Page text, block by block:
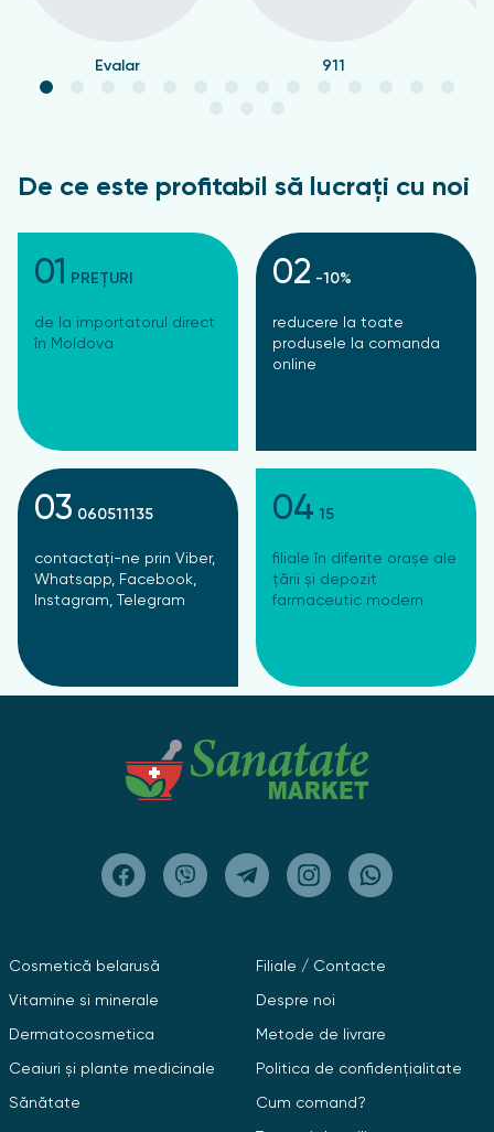
Evalar 911
De ce este profitabil să lucrați cu noi
01 PREȚURI
de la importatorul direct
în Moldova
02 -10%
reducere la toate
produsele la comanda
online
03 060511135
contactați-ne prin Viber,
Whatsapp, Facebook,
Instagram, Telegram
04 15
filiale în diferite orașe ale
țării și depozit
farmaceutic modern
Cosmetică belarusă
Vitamine si minerale
Dermatocosmetica
Ceaiuri și plante medicinale
Sănătate
Filiale / Contacte
Despre noi
Metode de livrare
Politica de confidențialitate
Cum comand?